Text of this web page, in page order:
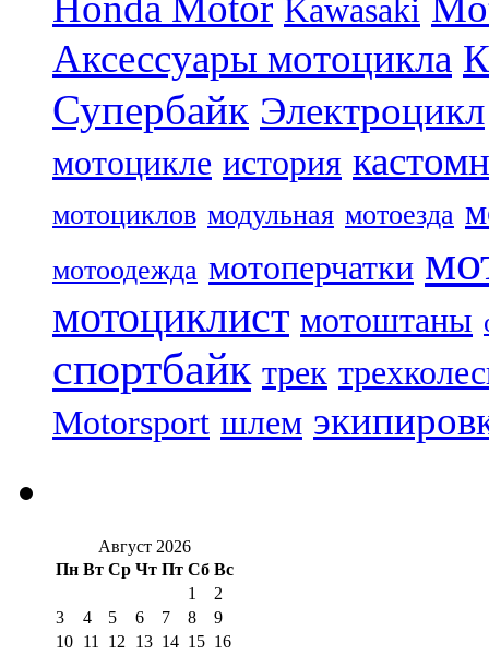
Kawasaki
Аксессуары мотоцикла
Супербайк Электроцикл
мотоцикле история
мотоциклов модульная мотоезда
мотоодежда мотоперчатки
мотоциклист мотоштаны
спортбайк трек
Motorsport шлем
Август 2026
Пн Вт Ср Чт Пт Сб Вс
1
2
3
4 5 6 7 8
9
10 11 12 13 14 15 16